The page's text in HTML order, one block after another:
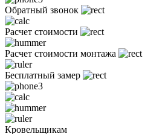
Обратный звонок
Расчет стоимости
Расчет стоимости монтажа
Бесплатный замер
Кровельщикам